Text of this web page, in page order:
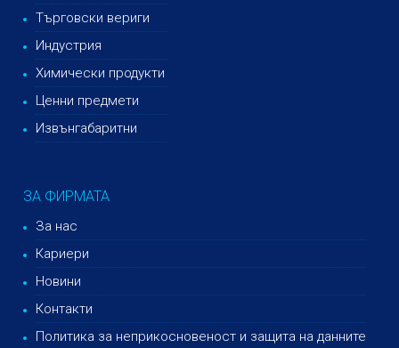
Търговски вериги
Индустрия
Химически продукти
Ценни предмети
Извънгабаритни
ЗА ФИРМАТА
За нас
Кариери
Новини
Контакти
Политика за неприкосновеност и защита на данните